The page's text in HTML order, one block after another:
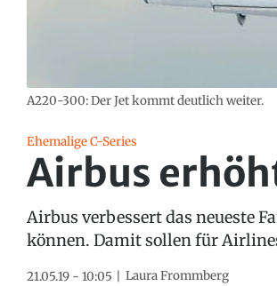
A220-300: Der Jet kommt deutlich weiter.
Ehemalige C-Series
Airbus
Airbus verbessert das neueste
können. Damit sollen für
21.05.19 - 10:05 Laura Frommberg